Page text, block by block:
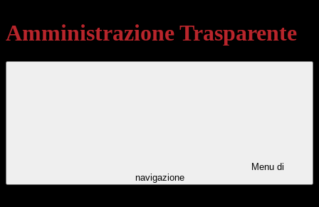
Amministrazione Trasparente
Menu di
navigazione